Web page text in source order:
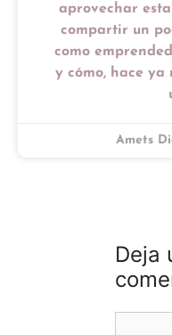
aprovechar
compartir un
como
y cómo, hace ya
Amets
Deja